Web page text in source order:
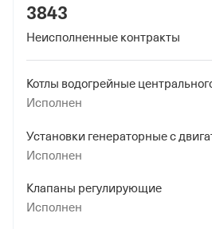
1 июля 2018
Страхования Российской
3843
Неисполненные контракты
Исполнен
Исполнен
Клапаны регулирующие
Исполнен